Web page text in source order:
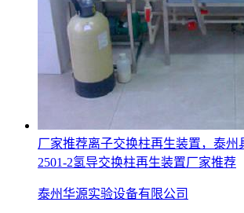
厂家推荐离子交换柱再生装置，泰州
2501-2氢导交换柱再生装置厂家推荐
泰州华源实验设备有限公司